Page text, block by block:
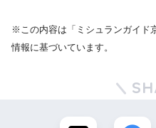
※この内容は「ミシュランガイド
情報に基づいています。